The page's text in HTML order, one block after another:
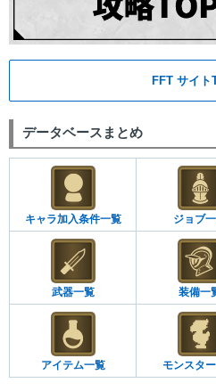
FFT サイト
データベースまとめ
キャラ加入条件一覧 ジョブ
武器一覧 装備一
アイテム一覧 モンスタ